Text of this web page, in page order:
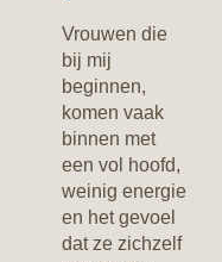
Vrouwen die
bij mij
beginnen,
komen vaak
binnen met
een vol hoofd,
weinig energie
en het gevoel
dat ze zichzelf